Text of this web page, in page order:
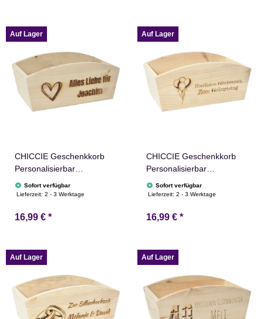
Personalisierung
Auf Lager
CHICCIE Geschenkkorb
Personalisierbar
Wunschtext mit Herz
24x13x8cm Abgerundet
Geschenkidee Holzkiste
Personalisierung
Sofort verfügbar
Lieferzeit:2 - 3 Werktage
16,99 € *
Auf Lager
CHICCIE Geschenkkorb
Personalisierbar
Wunschtext mit Luftballons
24x13x8cm Abgerundet
Geschenkidee Holzkiste
Sofort verfügbar
Lieferzeit:2 - 3 Werktage
16,99 € *
Auf Lager Auf Lager